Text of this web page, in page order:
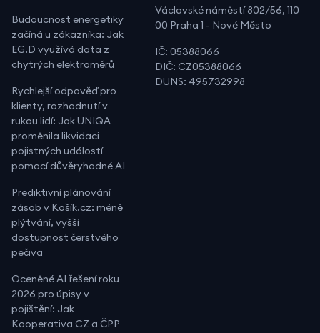
Budoucnost energetiky
začíná u zákazníka: Jak
EG.D využívá data z
chytrých elektroměrů
Rychlejší odpověď pro
klienty, rozhodnutí v
rukou lidí: Jak UNIQA
proměnila likvidaci
pojistných událostí
pomocí důvěryhodné AI
Prediktivní plánování
zásob v Košík.cz: méně
plýtvání, vyšší
dostupnost čerstvého
pečiva
Oceněné AI řešení roku
2026 pro úpisy v
pojištění: Jak
Kooperativa CZ a ČPP
Václavské náměstí 802/56, 110
00 Praha 1 - Nové Město
IČ: 05388066
DIČ: CZ05388066
DUNS: 495732998